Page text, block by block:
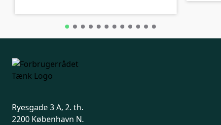
Ryesgade 3 A, 2. th.
2200 København N.